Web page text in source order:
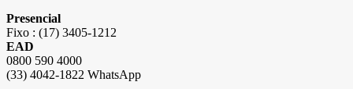
Presencial
Fixo : (17) 3405-1212
EAD
0800 590 4000
(33) 4042-1822 WhatsApp